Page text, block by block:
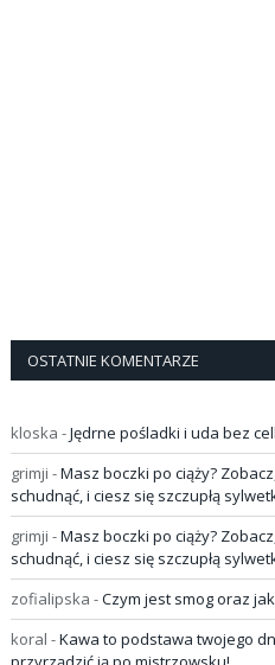
OSTATNIE KOMENTARZE
kloska -Jędrne pośladki i uda bez
grimji -Masz boczki po ciąży?
schudnąć, i ciesz się szczupłą
grimji -Masz boczki po ciąży?
schudnąć, i ciesz się szczupłą
zofialipska -Czym jest smog oraz
koral -Kawa to podstawa twojego